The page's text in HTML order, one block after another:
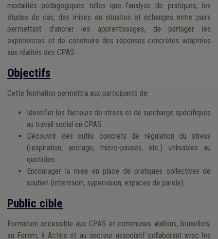
modalités pédagogiques telles que l’analyse de pratiques, les
études de cas, des mises en situation et échanges entre pairs
permettant d’ancrer les apprentissages, de partager les
expériences et de construire des réponses concrètes adaptées
aux réalités des CPAS.
Objectifs
Cette formation permettra aux participants de:
Identifier les facteurs de stress et de surcharge spécifiques
au travail social en CPAS
Découvrir des outils concrets de régulation du stress
(respiration, ancrage, micro-pauses, etc.) utilisables au
quotidien.
Encourager la mise en place de pratiques collectives de
soutien (intervision, supervision, espaces de parole).
Public cible
Formation accessible aux CPAS et communes wallons, bruxellois,
au Forem, à Actiris et au secteur associatif collaborant avec les